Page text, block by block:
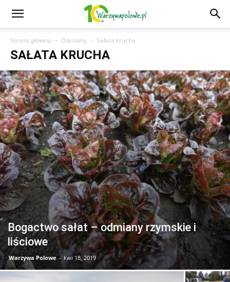
Strona główna Odmiany Sałata krucha
SAŁATA KRUCHA
Bogactwo sałat – odmiany rzymskie i
liściowe
Warzywa Polowe - kwi 18, 2019